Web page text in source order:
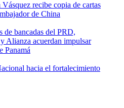
recibe copia de cartas
de China
de bancadas del PRD,
Alianza acuerdan impulsar
Panamá
hacia el fortalecimiento